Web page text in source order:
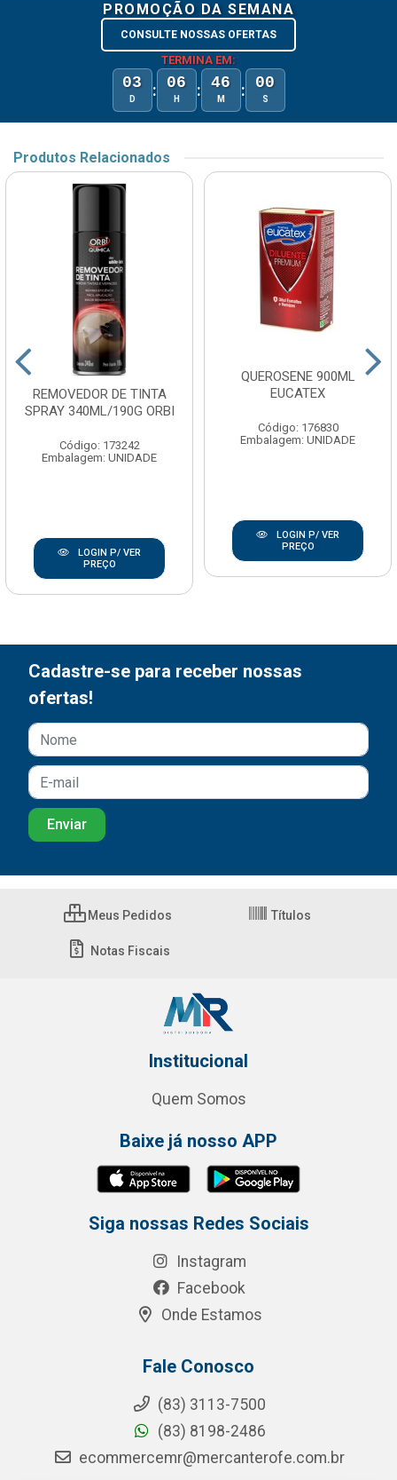
PROMOÇÃO DA SEMANA
CONSULTE NOSSAS OFERTAS
TERMINA EM:
03
D : 06
H : 46
M : 00
S
Produtos Relacionados
REMOVEDOR DE TINTA
SPRAY 340ML/190G ORBI
Código: 173242
Embalagem: UNIDADE
LOGIN P/ VER
PREÇO
QUEROSENE 900ML
EUCATEX
Código: 176830
Embalagem: UNIDADE
LOGIN P/ VER
PREÇO
Cadastre-se para receber nossas
ofertas!
Meus Pedidos Títulos
Notas Fiscais
Institucional
Quem Somos
Baixe já nosso APP
Siga nossas Redes Sociais
Instagram
Facebook
Onde Estamos
Fale Conosco
(83) 3113-7500
(83) 8198-2486
ecommercemr@mercanterofe.com.br